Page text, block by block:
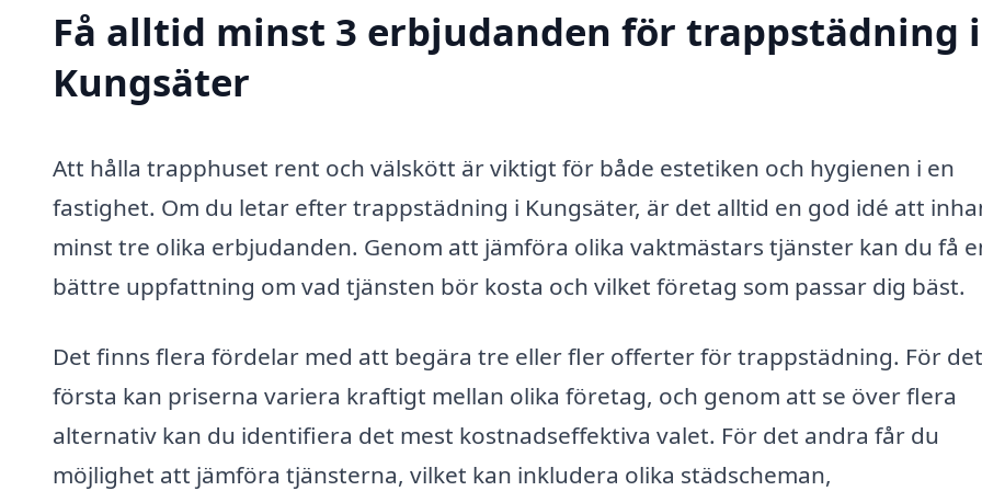
Få alltid minst 3 erbjudanden för trappstädning i
Kungsäter
Att hålla trapphuset rent och välskött är viktigt för både estetiken och hygienen i en
fastighet. Om du letar efter trappstädning i Kungsäter, är det alltid en god idé att
minst tre olika erbjudanden. Genom att jämföra olika vaktmästars tjänster kan du få
bättre uppfattning om vad tjänsten bör kosta och vilket företag som passar dig bäst.
Det finns flera fördelar med att begära tre eller fler offerter för trappstädning. För det
första kan priserna variera kraftigt mellan olika företag, och genom att se över flera
alternativ kan du identifiera det mest kostnadseffektiva valet. För det andra får du
möjlighet att jämföra tjänsterna, vilket kan inkludera olika städscheman,